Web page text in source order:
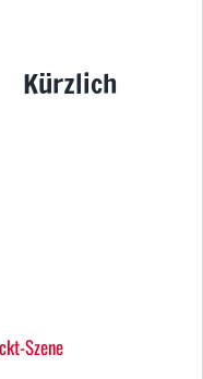
Kürzlich
Szene